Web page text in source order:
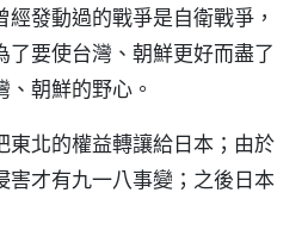
發動過的戰爭是自衛戰爭，
了要使台灣、朝鮮更好而盡了
朝鮮的野心。
東北的權益轉讓給日本；由於
害才有九一八事變；之後日本